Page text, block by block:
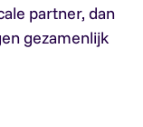
partner, dan
gezamenlijk